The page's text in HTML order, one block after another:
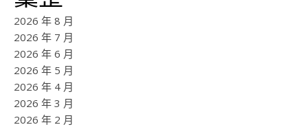
2026 年 8 月
2026 年 7 月
2026 年 6 月
2026 年 5 月
2026 年 4 月
2026 年 3 月
2026 年 2 月